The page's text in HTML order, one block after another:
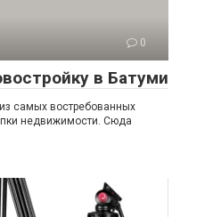
0
в Батуми
самых востребованных
недвижимости. Сюда